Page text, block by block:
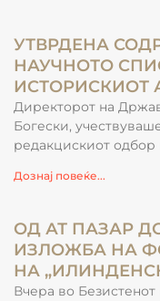
УТВРДЕНА
НАУЧНОТО
ИСТОРИСКИОТ
Директорот на
Богески,
редакцискиот одбор
Дознај повеќе...
ОД АТ ПАЗАР
ИЗЛОЖБА НА
НА
Вчера во